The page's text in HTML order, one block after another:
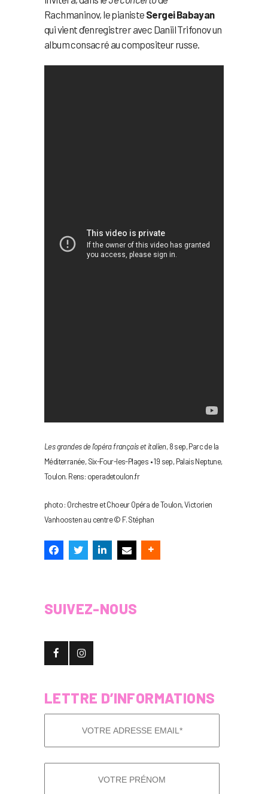
Rachmaninov, le pianiste Sergei Babayan
qui vient d’enregistrer avec Daniil Trifonov un
album consacré au compositeur russe.
Les grandes de l’opéra français et italien, 8 sep, Parc de la
Méditerranée, Six-Four-les-Plages • 19 sep, Palais Neptune,
Toulon. Rens: operadetoulon.fr
photo : Orchestre et Choeur Opéra de Toulon, Victorien
Vanhoosten au centre © F. Stéphan
SUIVEZ-NOUS
LETTRE D’INFORMATIONS